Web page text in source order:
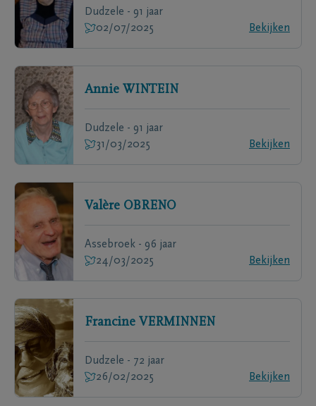
Dudzele - 91 jaar
02/07/2025
Bekijken
Annie WINTEIN
Dudzele - 91 jaar
31/03/2025
Bekijken
Valère OBRENO
Assebroek - 96 jaar
24/03/2025
Bekijken
Francine VERMINNEN
Dudzele - 72 jaar
26/02/2025
Bekijken